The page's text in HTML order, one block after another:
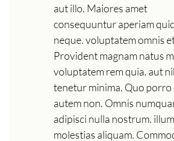
aut illo. Maiores amet
consequuntur aperiam
neque. voluptatem omnis
Provident magnam natus
voluptatem rem quia. aut
tenetur minima. Quo porro
autem non. Omnis
adipisci nulla nostrum. illum
molestias aliquam.